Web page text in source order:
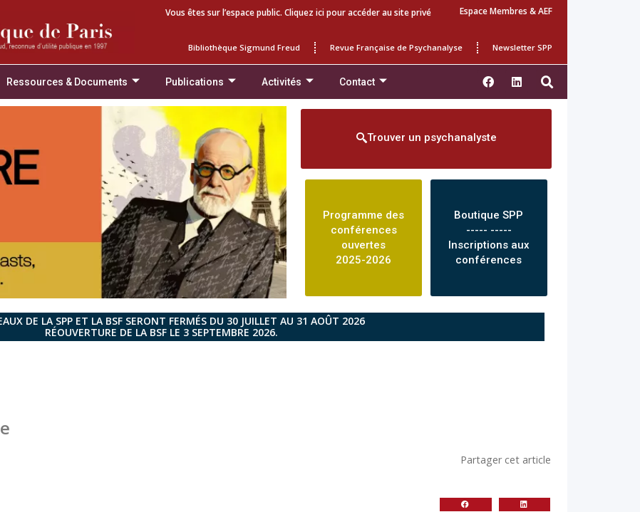
Vous êtes sur l’espace public. Cliquez ici pour accéder au site privé Espace Membres & AEF
Bibliothèque Sigmund Freud Revue Française de Psychanalyse Newsletter SPP
Ressources & Documents Publications Activités Contact
Trouver un psychanalyste
Programme des
conférences
ouvertes
2025-2026
Boutique SPP
----- -----
Inscriptions aux
conférences
DE LA SPP ET LA BSF SERONT FERMÉS DU 30 JUILLET AU 31 AOÛT 2026
RÉOUVERTURE DE LA BSF LE 3 SEPTEMBRE 2026.
Partager cet article